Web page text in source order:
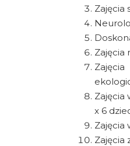
Zajęcia
Zajęcia
Zajęcia
x 6
Zajęcia
Zajęcia